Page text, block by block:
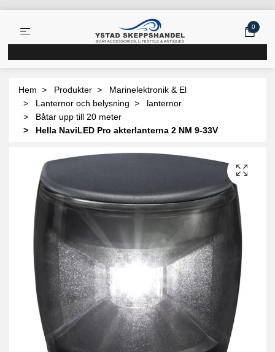
0
Hem Produkter
Marinelektronik & El
Lanternor och belysning
lanternor
Båtar upp till 20 meter
Hella NaviLED Pro akterlanterna 2 NM 9-33V